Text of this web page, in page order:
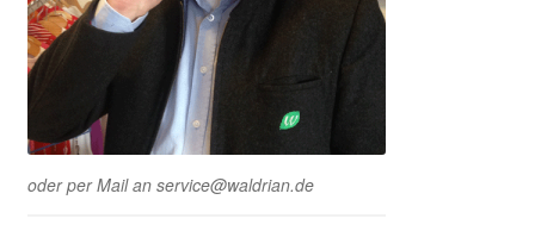
oder per Mail an service@waldrian.de